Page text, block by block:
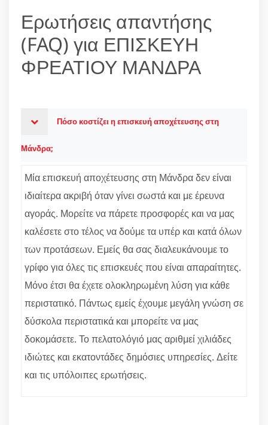
Ερωτήσεις απαντήσης
(FAQ) για ΕΠΙΣΚΕΥΗ
ΦΡΕΑΤΙΟΥ ΜΑΝΔΡΑ
Πόσο κοστίζει η επισκευή αποχέτευσης στη
Μάνδρα;
Μία επισκευή αποχέτευσης στη Μάνδρα δεν είναι
ιδιαίτερα ακριβή όταν γίνει σωστά και με έρευνα
αγοράς. Μορείτε να πάρετε προσφορές και να μας
καλέσετε στο τέλος να δούμε τα υπέρ και κατά όλων
των προτάσεων. Εμείς θα σας διαλευκάνουμε το
γρίφο για όλες τις επισκευές που είναι απαραίτητες.
Μόνο έτσι θα έχετε ολοκληρωμένη λύση για κάθε
περιστατικό. Πάντως εμείς έχουμε μεγάλη γνώση σε
δύσκολα περιστατικά και μπορείτε να μας
δοκομάσετε. Το πελατολόγιό μας αριθμεί χιλιάδες
ιδιώτες και εκατοντάδες δημόσιες υπηρεσίες. Δείτε
και τις υπόλοιπες ερωτήσεις.